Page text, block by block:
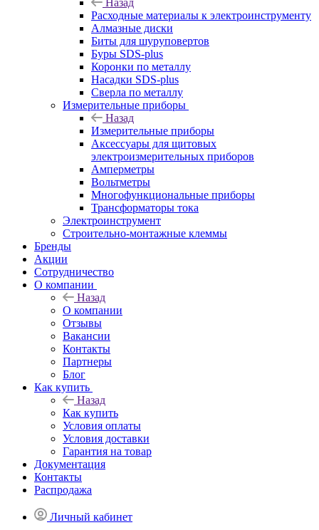
Назад
Расходные материалы к электроинструменту
Алмазные диски
Биты для шуруповертов
Буры SDS-plus
Коронки по металлу
Насадки SDS-plus
Сверла по металлу
Измерительные приборы
Назад
Измерительные приборы
Аксессуары для щитовых
электроизмерительных приборов
Амперметры
Вольтметры
Многофункциональные приборы
Трансформаторы тока
Электроинструмент
Строительно-монтажные клеммы
Бренды
Акции
Сотрудничество
О компании
Назад
О компании
Отзывы
Вакансии
Контакты
Партнеры
Блог
Как купить
Назад
Как купить
Условия оплаты
Условия доставки
Гарантия на товар
Документация
Контакты
Распродажа
Личный кабинет